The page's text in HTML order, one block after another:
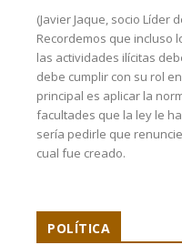
(Javier Jaque, socio Líder
Recordemos que incluso
las actividades ilícitas
debe cumplir con su rol
principal es aplicar la
facultades que la ley le
sería pedirle que
cual fue creado.
POLÍTICA